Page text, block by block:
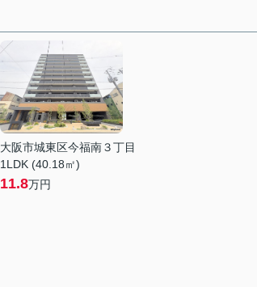
大阪市城東区今福南３丁目
1LDK (40.18㎡)
11.8万円